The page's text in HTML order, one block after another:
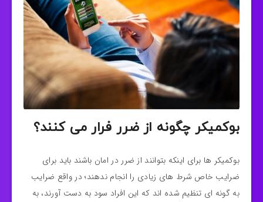
بوكميكر چگونه از ضرر فرار می کنند؟
بوكميكر ها برای اینکه بتوانند از ضرر در امان باشند باید برای
ضرایب خاص شرط‌ های زیادی را انجام ندهند؛ در واقع ضرایب
به‌ گونه‌ ای تنظیم شده‌ اند که این افراد سود به دست آورند، به‌